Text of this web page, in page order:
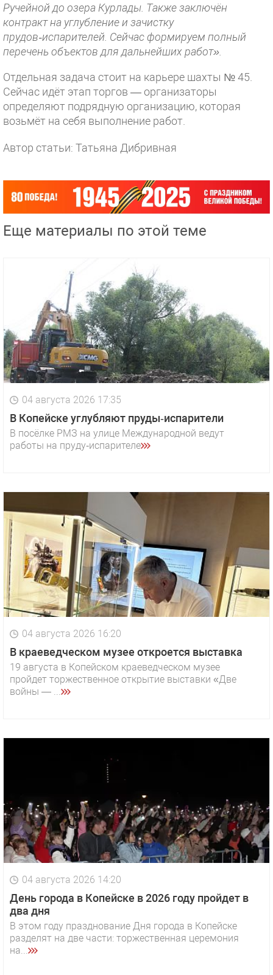
Ручейной до озера Курлады. Также заключён
контракт на углубление и зачистку
прудов‑испарителей. Сейчас формируем полный
перечень объектов для дальнейших работ».
Отдельная задача стоит на карьере шахты № 45.
Сейчас идёт этап торгов — организаторы
определяют подрядную организацию, которая
возьмёт на себя выполнение работ.
Автор статьи: Татьяна Дибривная
Еще материалы по этой теме
04 августа 2026 17:35
В Копейске углубляют пруды‑испарители
В посёлке РМЗ на улице Международной ведут
работы на пруду‑испарителе
04 августа 2026 16:20
В краеведческом музее откроется выставка
19 августа в Копейском краеведческом музее
пройдет торжественное открытие выставки «Две
войны — ...
04 августа 2026 14:20
День города в Копейске в 2026 году пройдет в
два дня
В этом году празднование Дня города в Копейске
разделят на две части: торжественная церемония
на...